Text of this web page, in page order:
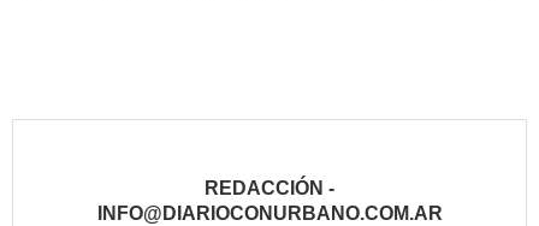
REDACCIÓN -
INFO@DIARIOCONURBANO.COM.AR